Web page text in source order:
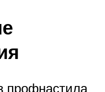
профнастила